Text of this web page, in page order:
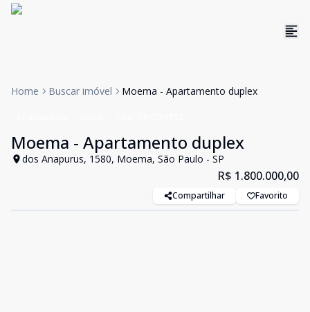
Home Buscar imóvel Moema - Apartamento duplex
Moema - Apartamento duplex
dos Anapurus, 1580, Moema, São Paulo - SP
R$ 1.800.000,00
Compartilhar Favorito